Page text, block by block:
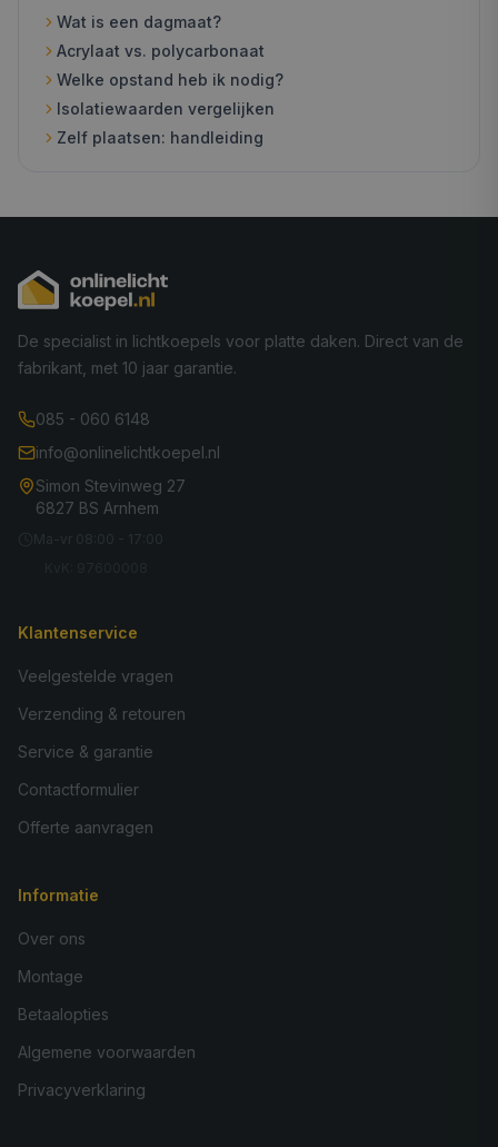
Wat is een dagmaat?
Acrylaat vs. polycarbonaat
Welke opstand heb ik nodig?
Isolatiewaarden vergelijken
Zelf plaatsen: handleiding
De specialist in lichtkoepels voor platte daken. Direct van de
fabrikant, met 10 jaar garantie.
085 - 060 6148
info@onlinelichtkoepel.nl
Simon Stevinweg 27
6827 BS Arnhem
Ma-vr 08:00 - 17:00
Klantenservice
Veelgestelde vragen
Verzending & retouren
Service & garantie
Contactformulier
Offerte aanvragen
Informatie
Over ons
Montage
Betaalopties
Algemene voorwaarden
Privacyverklaring